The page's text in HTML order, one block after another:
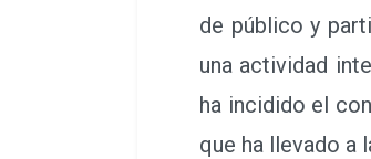
de público y
una actividad
ha incidido el
que ha llevado a